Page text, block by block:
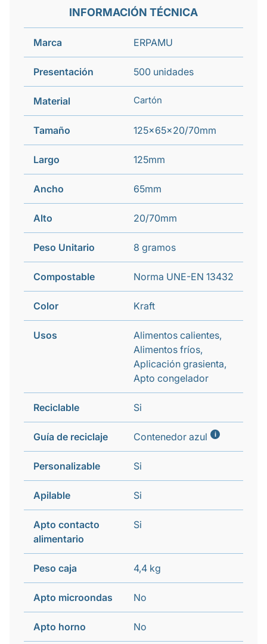
INFORMACIÓN TÉCNICA
Marca ERPAMU
Presentación 500 unidades
Material Cartón
Tamaño 125x65x20/70mm
Largo 125mm
Ancho 65mm
Alto 20/70mm
Peso Unitario 8 gramos
Compostable Norma UNE-EN 13432
Color Kraft
Usos
Alimentos calientes,
Alimentos fríos,
Aplicación grasienta,
Apto congelador
Reciclable Si
Guía de reciclaje Contenedor azul i
Personalizable Si
Apilable Si
Apto contacto
alimentario
Si
Peso caja 4,4 kg
Apto microondas No
Apto horno No